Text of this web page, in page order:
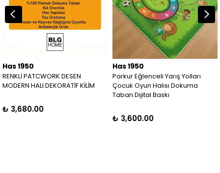
Has 1950
RENKLİ PATCWORK DESEN
MODERN HALI DEKORATİF KİLİM
₺ 3,680.00
Has 1950
Parkur Eğlenceli Yarış Yolları
Çocuk Oyun Halısı Dokuma
Taban Dijital Baskı
₺ 3,600.00